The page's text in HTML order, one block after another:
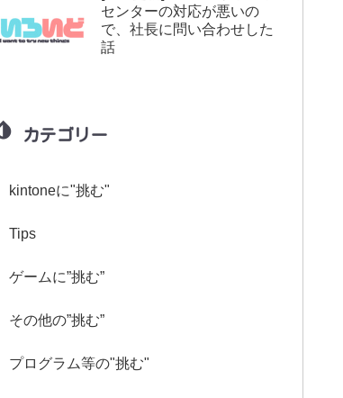
センターの対応が悪いの
で、社長に問い合わせした
話
カテゴリー
kintoneに"挑む"
Tips
ゲームに”挑む”
その他の”挑む”
プログラム等の"挑む"